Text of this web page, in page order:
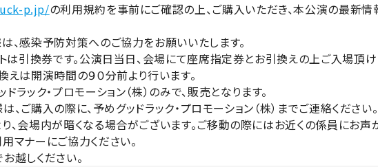
p.jp/の利用規約を事前にご確認の上、ご購入いただき、本公演の最新情
は、感染予防対策へのご協力をお願いいたします。
トは引換券です。公演日当日、会場にて座席指定券とお引換え
換えは開演時間の９０分前より行います。
ッドラック・プロモーション（株）のみで、販売となります。
は、ご購入の際に、予めグッドラック・プロモーション（株）まで
り、会場内が暗くなる場合がございます。ご移動の際にはお近く
利用マナーにご協力ください。
でお越しください。